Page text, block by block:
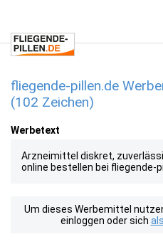
fliegende-pillen.de
(102 Zeichen)
Werbetext
Arzneimittel diskret,
online bestellen bei fliegende-
Um dieses Werbemittel
einloggen oder sich